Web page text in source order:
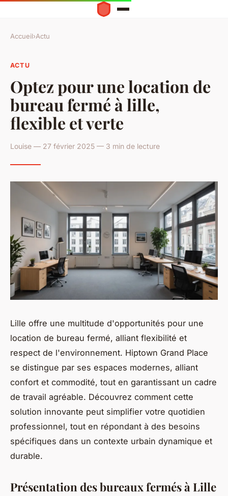
Accueil›Actu
ACTU
Optez pour une location de
bureau fermé à lille,
flexible et verte
Louise — 27 février 2025 — 3 min de lecture
Lille offre une multitude d'opportunités pour une
location de bureau fermé, alliant flexibilité et
respect de l'environnement. Hiptown Grand Place
se distingue par ses espaces modernes, alliant
confort et commodité, tout en garantissant un cadre
de travail agréable. Découvrez comment cette
solution innovante peut simplifier votre quotidien
professionnel, tout en répondant à des besoins
spécifiques dans un contexte urbain dynamique et
durable.
Présentation des bureaux fermés à Lille